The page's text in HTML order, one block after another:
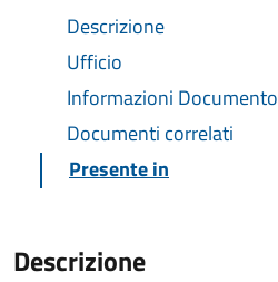
Descrizione
Ufficio
Informazioni Documento
Documenti correlati
Presente in
Descrizione